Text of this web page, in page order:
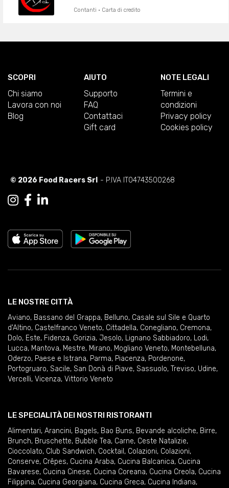
Contanti · Carta di credito
SCOPRI
Chi siamo
Lavora con noi
Blog
AIUTO
Supporto
FAQ
Contattaci
Gift card
NOTE LEGALI
Termini e
condizioni
Privacy policy
Cookies policy
© 2026 Food Racers Srl - P.IVA IT04743500268
LE NOSTRE CITTÀ
Aviano, Bassano del Grappa, Belluno, Casale sul Sile e Quarto
d'Altino, Castelfranco Veneto, Cittadella, Conegliano, Cremona,
Dolo, Este, Fidenza, Gorizia, Jesolo, Lignano Sabbiadoro, Lodi,
Lucca, Mantova, Mestre, Mirano, Mogliano Veneto, Montebelluna,
Oderzo, Paese e Istrana, Parma, Piacenza, Pordenone,
Portogruaro, Sacile, San Donà di Piave, Sassuolo, Treviso, Udine,
Vercelli, Vicenza, Vittorio Veneto
LE SPECIALITÀ DEI NOSTRI RISTORANTI
Alimentari, Arancini, Bagels, Bao Buns, Bevande alcoliche, Birre,
Brunch, Bruschette, Bubble Tea, Carne, Ceste Natalizie,
Cioccolato, Club Sandwich, Cocktail , Colazioni, Colazioni,
Conserve, Crêpes, Cucina Araba, Cucina Balcanica, Cucina
Bavarese, Cucina Cinese, Cucina Coreana, Cucina Creola, Cucina
Filippina, Cucina Georgiana, Cucina Greca, Cucina Indiana,